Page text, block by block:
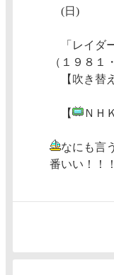
(日)
「レイダ
（１９８１
【吹き替え
【 ＮＨ
なにも言
番いい！！